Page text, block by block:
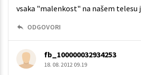
vsaka "malenkost" na našem telesu
ODGOVORI
fb_100000032934253
18. 08. 2012 09.19